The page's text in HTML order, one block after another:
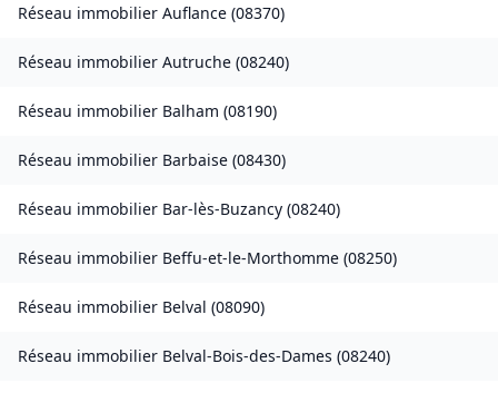
Réseau immobilier Auflance (08370)
Réseau immobilier Autruche (08240)
Réseau immobilier Balham (08190)
Réseau immobilier Barbaise (08430)
Réseau immobilier Bar-lès-Buzancy (08240)
Réseau immobilier Beffu-et-le-Morthomme (08250)
Réseau immobilier Belval (08090)
Réseau immobilier Belval-Bois-des-Dames (08240)